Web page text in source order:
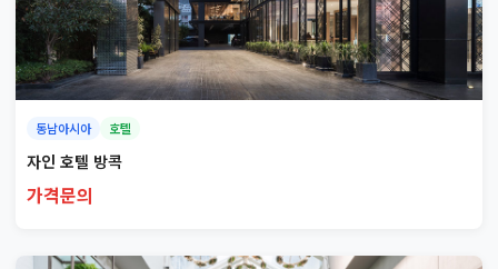
동남아시아 호텔
자인 호텔 방콕
가격문의